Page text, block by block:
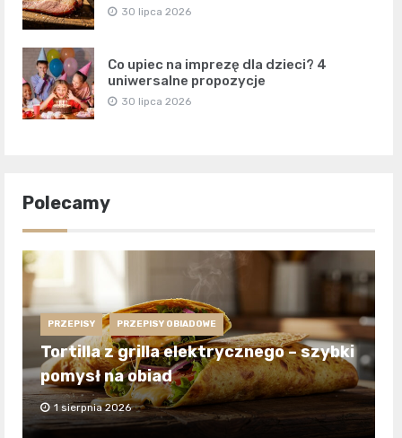
30 lipca 2026
Co upiec na imprezę dla dzieci? 4
uniwersalne propozycje
30 lipca 2026
Polecamy
PRZEPISY PRZEPISY OBIADOWE
Tortilla z grilla elektrycznego – szybki
pomysł na obiad
1 sierpnia 2026